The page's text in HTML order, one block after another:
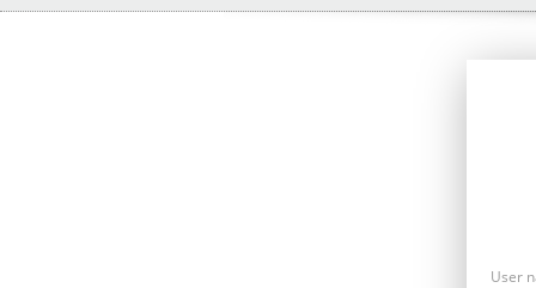
User